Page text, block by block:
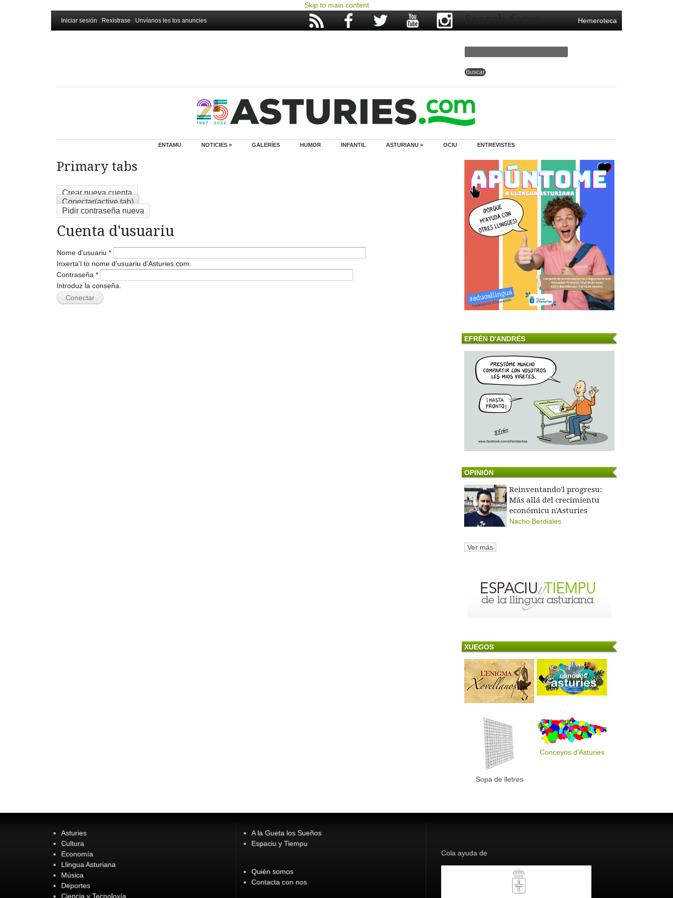
Skip to main content
Iniciar sesión Rexistrase Unvíanos les tos anuncies Hemeroteca
Search form
ENTAMU NOTICIES » GALERÍES HUMOR INFANTIL ASTURIANU » OCIU ENTREVISTES
Primary tabs
Crear nueva cuenta
Conectar(active tab)
Pidir contraseña nueva
Cuenta d'usuariu
Nome d'usuariu *
Inxerta'l to nome d'usuariu d'Asturies.com.
Contraseña *
Introduz la conseña.
EFRÉN D'ANDRÉS
OPINIÓN
Reinventando'l progresu:
Más allá del crecimientu
económicu n'Asturies
Nacho Berdiales
Ver más
XUEGOS
Sopa de lletres
Conceyos d'Asturies
Asturies
Cultura
Economía
Llingua Asturiana
Música
Deportes
Ciencia y Tecnoloxía
A la Gueta los Sueños
Espaciu y Tiempu
Quién somos
Contacta con nos
Cola ayuda de